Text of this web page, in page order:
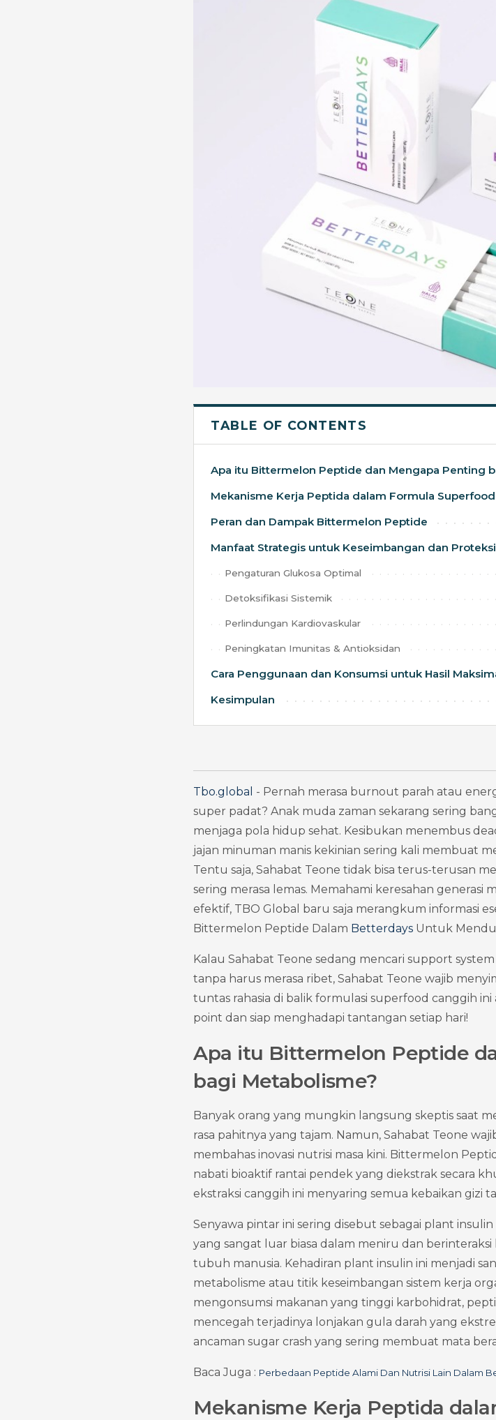
TABLE OF CONTENTS
Apa itu Bittermelon Peptide dan Mengapa Penting
Mekanisme Kerja Peptida dalam Formula
Peran dan Dampak Bittermelon Peptide
Manfaat Strategis untuk Keseimbangan dan
Pengaturan Glukosa Optimal
Detoksifikasi Sistemik
Perlindungan Kardiovaskular
Peningkatan Imunitas & Antioksidan
Cara Penggunaan dan Konsumsi untuk Hasil
Kesimpulan
Tbo.global - Pernah merasa burnout parah atau
super padat? Anak muda zaman sekarang sering
menjaga pola hidup sehat. Kesibukan menembus
jajan minuman manis kekinian sering kali membuat
Tentu saja, Sahabat Teone tidak bisa terus-terusan
sering merasa lemas. Memahami keresahan
efektif, TBO Global baru saja merangkum informasi
Bittermelon Peptide Dalam Betterdays Untuk
Kalau Sahabat Teone sedang mencari support
tanpa harus merasa ribet, Sahabat Teone wajib
tuntas rahasia di balik formulasi superfood canggih
point dan siap menghadapi tantangan setiap hari!
Apa itu Bittermelon Peptide
bagi Metabolisme?
Banyak orang yang mungkin langsung skeptis saat
rasa pahitnya yang tajam. Namun, Sahabat Teone
membahas inovasi nutrisi masa kini. Bittermelon
nabati bioaktif rantai pendek yang diekstrak secara
ekstraksi canggih ini menyaring semua kebaikan gizi
Senyawa pintar ini sering disebut sebagai plant
yang sangat luar biasa dalam meniru dan
tubuh manusia. Kehadiran plant insulin ini menjadi
metabolisme atau titik keseimbangan sistem kerja
mengonsumsi makanan yang tinggi karbohidrat,
mencegah terjadinya lonjakan gula darah yang
ancaman sugar crash yang sering membuat mata
Baca Juga : Perbedaan Peptide Alami Dan Nutrisi Lain Dalam
Mekanisme Kerja Peptida